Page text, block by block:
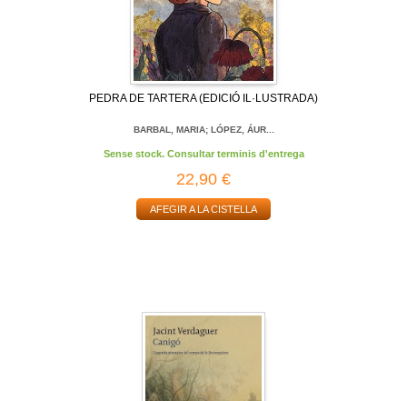
PEDRA DE TARTERA (EDICIÓ IL·LUSTRADA)
BARBAL, MARIA; LÓPEZ, ÁUR...
Sense stock. Consultar terminis d'entrega
22,90 €
AFEGIR A LA CISTELLA